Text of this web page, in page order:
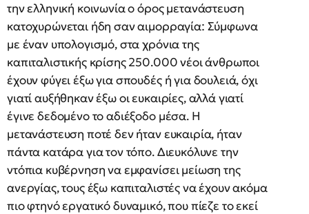
την ελληνική κοινωνία ο όρος μετανάστευση
κατοχυρώνεται ήδη σαν αιμορραγία: Σύμφωνα
με έναν υπολογισμό, στα χρόνια της
καπιταλιστικής κρίσης 250.000 νέοι άνθρωποι
έχουν φύγει έξω για σπουδές ή για δουλειά, όχι
γιατί αυξήθηκαν έξω οι ευκαιρίες, αλλά γιατί
έγινε δεδομένο το αδιέξοδο μέσα. Η
μετανάστευση ποτέ δεν ήταν ευκαιρία, ήταν
πάντα κατάρα για τον τόπο. Διευκόλυνε την
ντόπια κυβέρνηση να εμφανίσει μείωση της
ανεργίας, τους έξω καπιταλιστές να έχουν ακόμα
πιο φτηνό εργατικό δυναμικό, που πίεζε το εκεί